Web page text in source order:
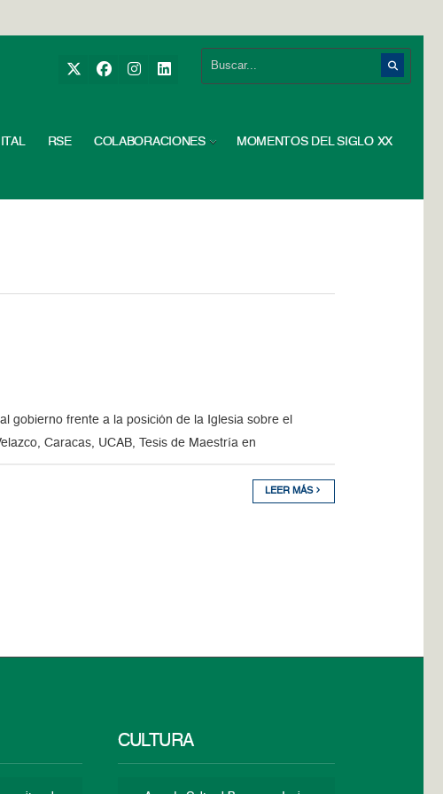
RSE COLABORACIONES MOMENTOS DEL SIGLO XX
gobierno frente a la posición de la Iglesia sobre el
Caracas, UCAB, Tesis de Maestría en
LEER MÁS
CULTURA